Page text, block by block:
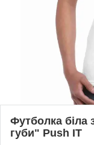
Футболка біла
губи" Push IT